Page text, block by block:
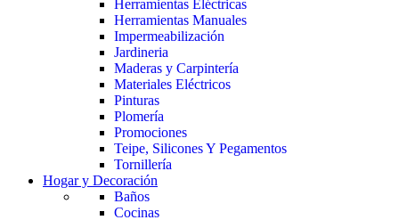
Herramientas Eléctricas
Herramientas Manuales
Impermeabilización
Jardineria
Maderas y Carpintería
Materiales Eléctricos
Pinturas
Plomería
Promociones
Teipe, Silicones Y Pegamentos
Tornillería
Hogar y Decoración
Baños
Cocinas